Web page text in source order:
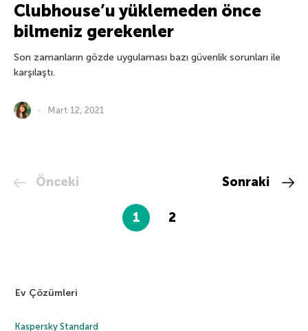
Clubhouse’u yüklemeden önce
bilmeniz gerekenler
Son zamanların gözde uygulaması bazı güvenlik sorunları ile
karşılaştı.
Mart 12, 2021
Önceki
1 2
Sonraki
Ev Çözümleri
Kaspersky Standard